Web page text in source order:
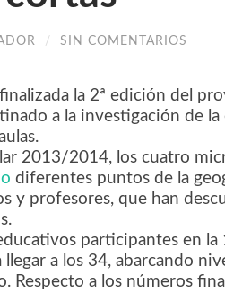
/ SIN COMENTARIOS
la 2ª edición del
a la investigación de la
2013/2014, los cuatro
diferentes puntos de la
y profesores, que han
participantes en la
a los 34, abarcando
Respecto a los números